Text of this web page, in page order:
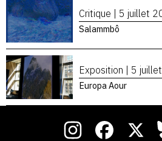
Critique | 5 juillet
Salammbô
Exposition | 5
Europa Aour